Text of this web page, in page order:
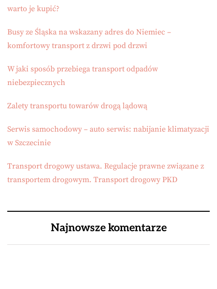
warto je kupić?
Busy ze Śląska na wskazany adres do Niemiec –
komfortowy transport z drzwi pod drzwi
W jaki sposób przebiega transport odpadów
niebezpiecznych
Zalety transportu towarów drogą lądową
Serwis samochodowy – auto serwis: nabijanie klimatyzacji
w Szczecinie
Transport drogowy ustawa. Regulacje prawne związane z
transportem drogowym. Transport drogowy PKD
Najnowsze komentarze